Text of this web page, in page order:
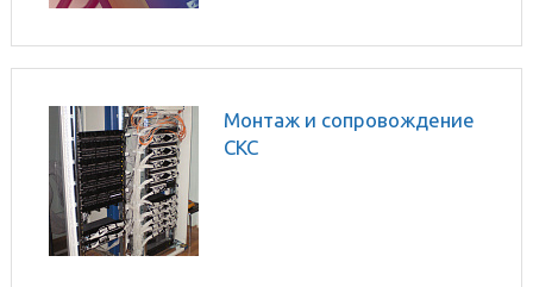
Монтаж и сопровождение
СКС